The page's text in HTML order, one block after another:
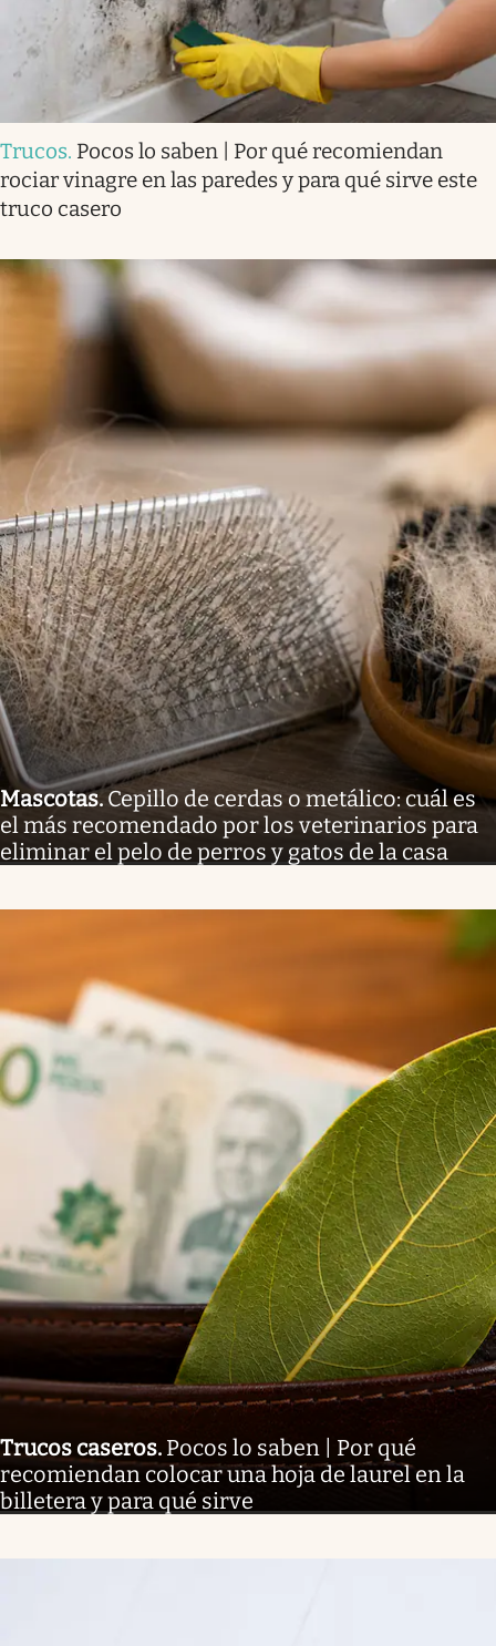
Trucos. Pocos lo saben | Por qué recomiendan
rociar vinagre en las paredes y para qué sirve este
truco casero
Mascotas. Cepillo de cerdas o metálico: cuál es
el más recomendado por los veterinarios para
eliminar el pelo de perros y gatos de la casa
Trucos caseros. Pocos lo saben | Por qué
recomiendan colocar una hoja de laurel en la
billetera y para qué sirve